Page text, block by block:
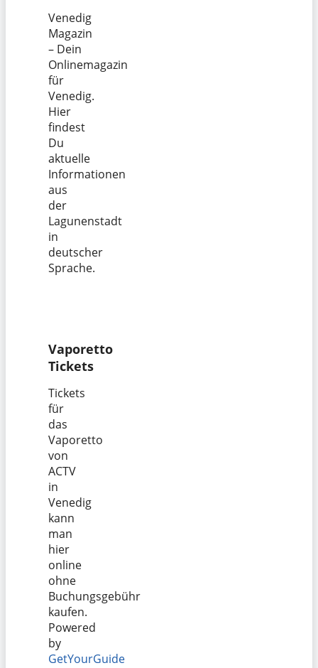
Venedig
Magazin
– Dein
Onlinemagazin
für
Venedig.
Hier
findest
Du
aktuelle
Informationen
aus
der
Lagunenstadt
in
deutscher
Sprache.
Vaporetto
Tickets
Tickets
für
das
Vaporetto
von
ACTV
in
Venedig
kann
man
hier
online
ohne
Buchungsgebühr
kaufen.
Powered
by
GetYourGuide